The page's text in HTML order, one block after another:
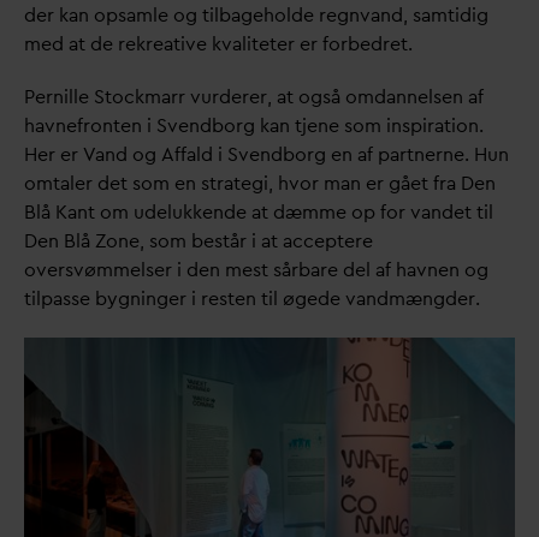
der kan opsamle og tilbageholde regnvand, samtidig
med at de rekreative kvaliteter er forbedret.
Pernille Stockmarr vurderer, at også omdannelsen af
havnefronten i Svendborg kan tjene som inspiration.
Her er Vand og Affald i Svendborg en af partnerne. Hun
omtaler det som en strategi, hvor man er gået fra Den
Blå Kant om udelukkende at dæmme op for vandet til
Den Blå Zone, som består i at acceptere
oversvømmelser i den mest sårbare del af havnen og
tilpasse bygninger i resten til øgede vandmængder.